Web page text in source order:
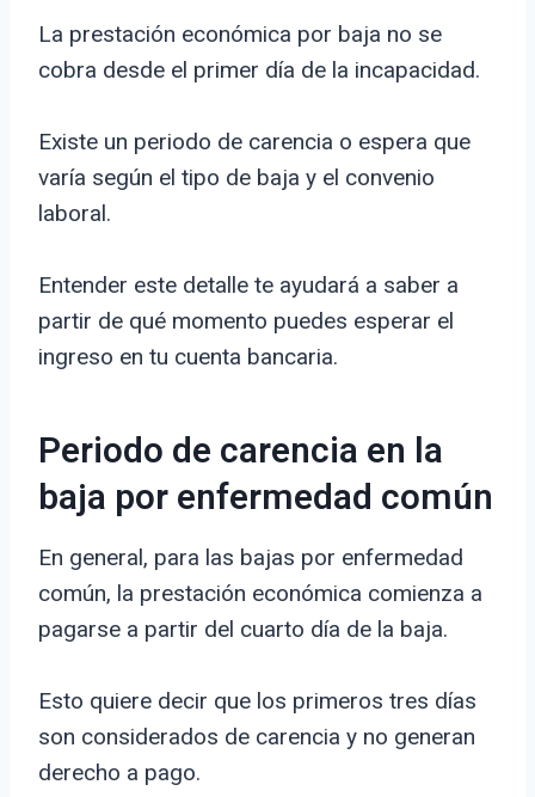
La prestación económica por baja no se
cobra desde el primer día de la incapacidad.
Existe un periodo de carencia o espera que
varía según el tipo de baja y el convenio
laboral.
Entender este detalle te ayudará a saber a
partir de qué momento puedes esperar el
ingreso en tu cuenta bancaria.
Periodo de carencia en la
baja por enfermedad común
En general, para las bajas por enfermedad
común, la prestación económica comienza a
pagarse a partir del cuarto día de la baja.
Esto quiere decir que los primeros tres días
son considerados de carencia y no generan
derecho a pago.